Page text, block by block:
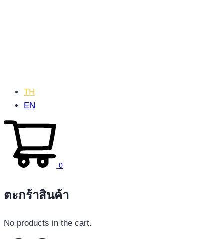
TH
EN
0
ตะกร้าสินค้า
No products in the cart.